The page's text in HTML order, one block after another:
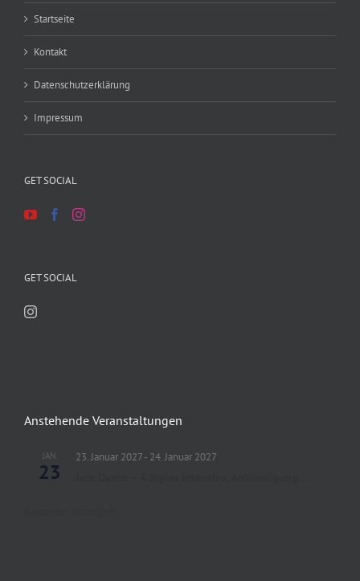
Startseite
Kontakt
Datenschutzerklärung
Impressum
GET SOCIAL
GET SOCIAL
Anstehende Veranstaltungen
JAN.
23
23. Januar 2027- 24. Januar 2027